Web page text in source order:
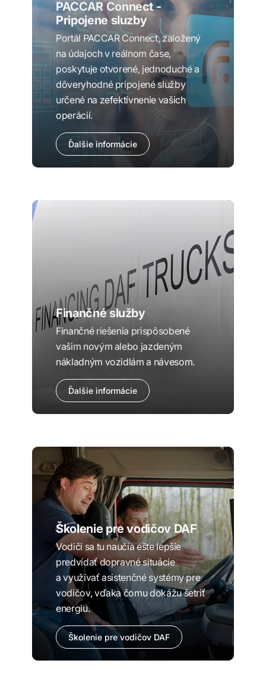
PACCAR Connect -
Pripojene sluzby
Portál PACCAR Connect, založený
na údajoch v reálnom čase,
poskytuje otvorené, jednoduché a
dôveryhodné pripojené služby
určené na zefektívnenie vašich
operácií.
Ďalšie informácie
Finančné služby
Finančné riešenia prispôsobené
vašim novým alebo jazdeným
nákladným vozidlám a návesom.
Ďalšie informácie
Školenie pre vodičov DAF
Vodiči sa tu naučia ešte lepšie
predvídať dopravné situácie
a využívať asistenčné systémy pre
vodičov, vďaka čomu dokážu šetriť
energiu.
Školenie pre vodičov DAF